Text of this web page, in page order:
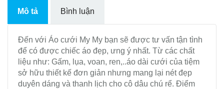
Mô tả Bình luận
Đến với Áo cưới My My bạn sẽ được tư vấn tận tình
để có được chiếc áo đẹp, ưng ý nhất. Từ các chất
liệu như: Gấm, lụa, voan, ren,..áo dài cưới của tiệm
sở hữu thiết kế đơn giản nhưng mang lại nét đẹp
duyên dáng và thanh lịch cho cô dâu chú rể. Điểm